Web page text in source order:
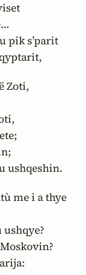
pik s’parit
Zoti,
ushqeshin.
me i a thye
ushqye?